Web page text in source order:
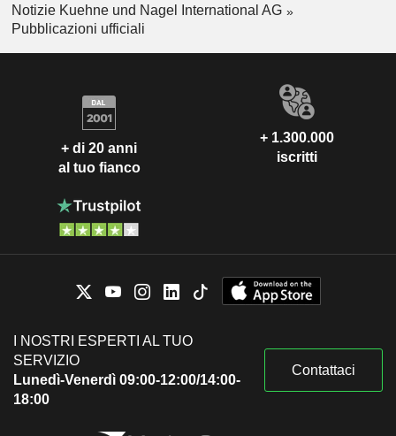
Notizie Kuehne und Nagel International AG
Pubblicazioni ufficiali
+ di 20 anni
al tuo fianco
+ 1.300.000
iscritti
I NOSTRI ESPERTI AL TUO
SERVIZIO
Lunedì-Venerdì 09:00-12:00/14:00-
18:00
Contattaci